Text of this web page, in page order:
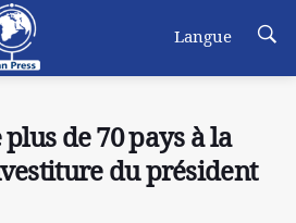
Langue
de 70 pays à la
du président